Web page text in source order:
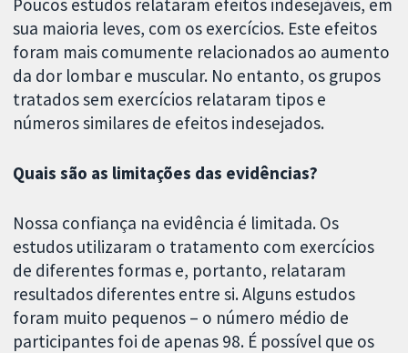
Poucos estudos relataram efeitos indesejáveis, em
sua maioria leves, com os exercícios. Este efeitos
foram mais comumente relacionados ao aumento
da dor lombar e muscular. No entanto, os grupos
tratados sem exercícios relataram tipos e
números similares de efeitos indesejados.
Quais são as limitações das evidências?
Nossa confiança na evidência é limitada. Os
estudos utilizaram o tratamento com exercícios
de diferentes formas e, portanto, relataram
resultados diferentes entre si. Alguns estudos
foram muito pequenos – o número médio de
participantes foi de apenas 98. É possível que os